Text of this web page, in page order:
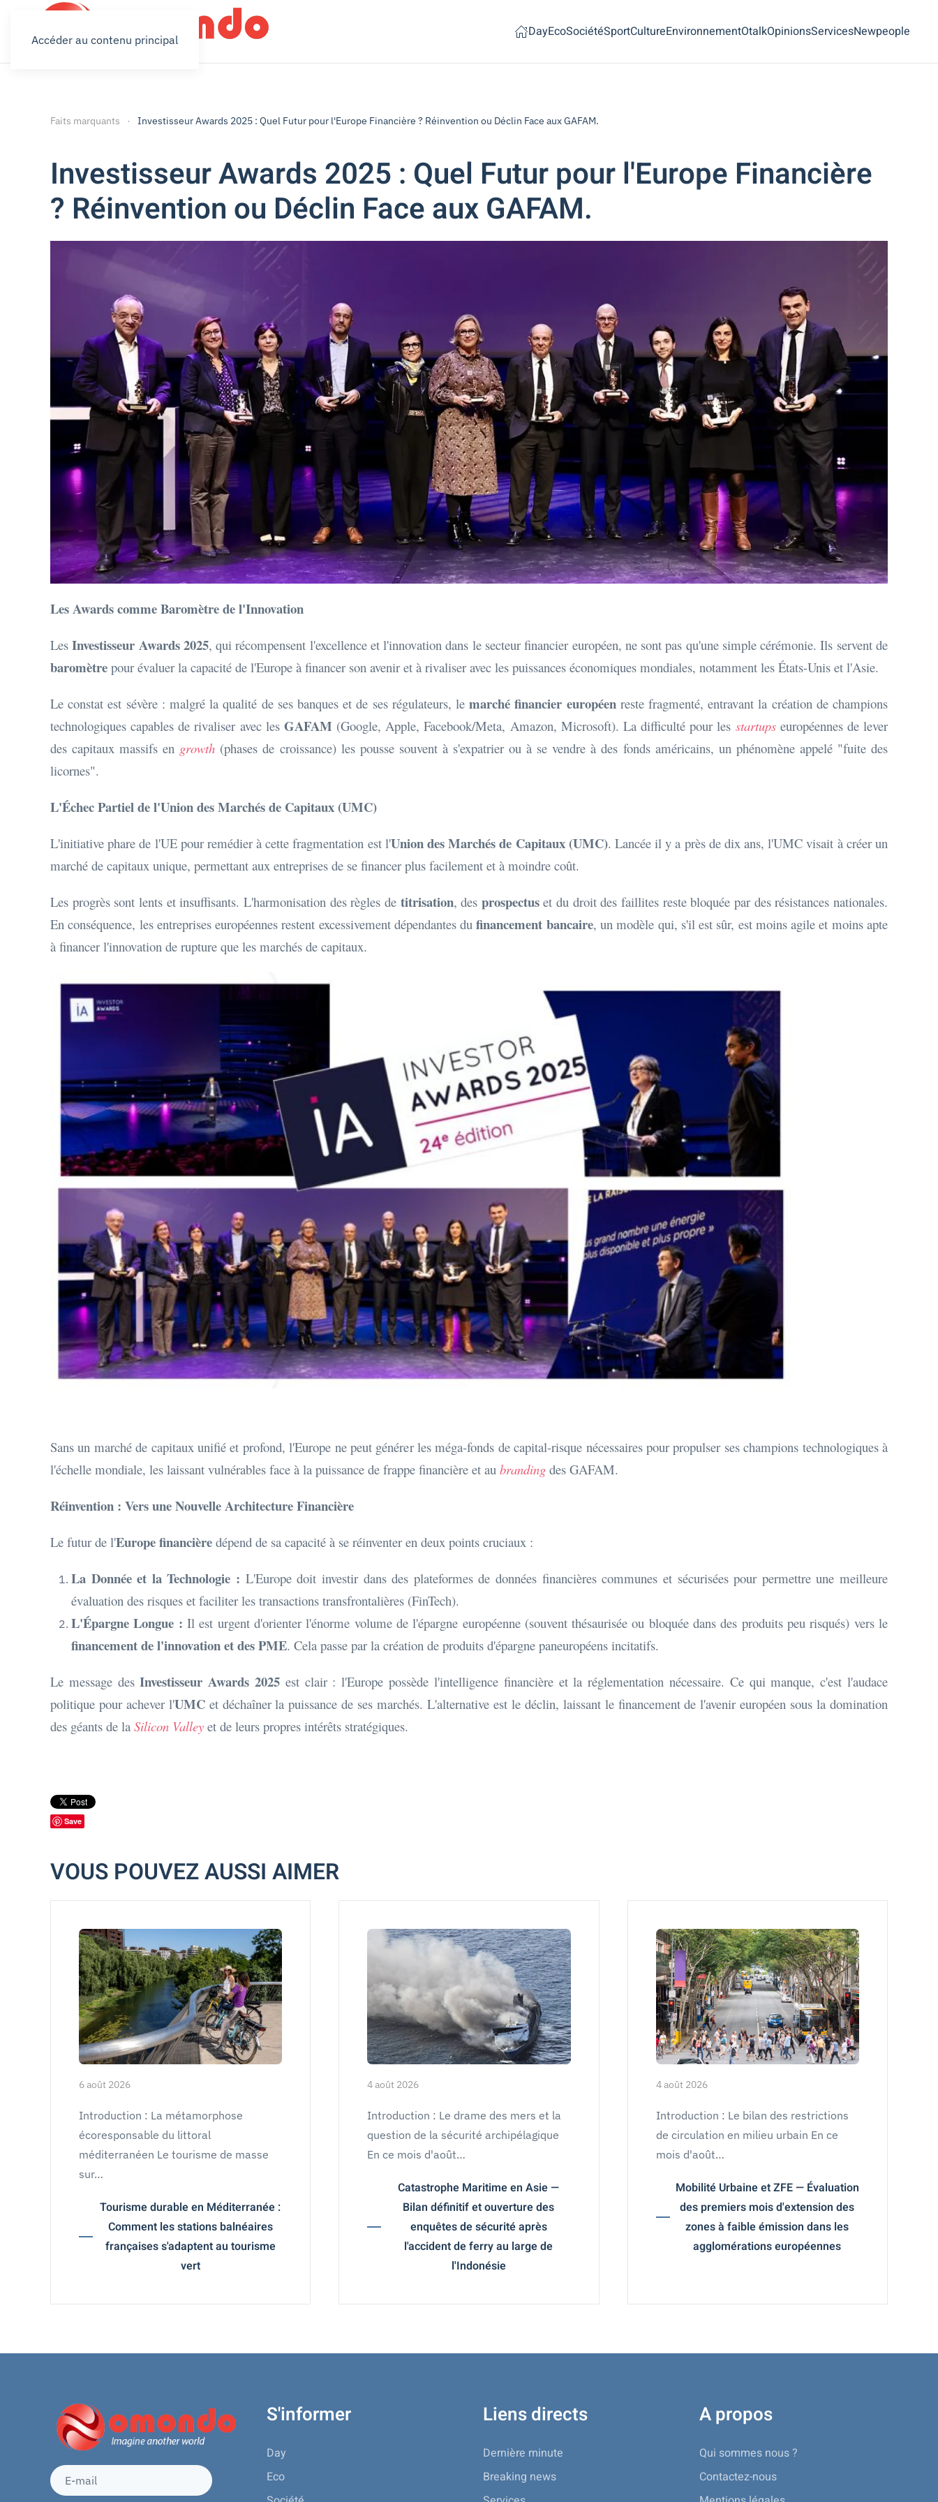
Accéder au contenu principal DayEcoSociétéSportCultureEnvironnementOtalkOpinionsServicesNewpeople
Faits marquants Investisseur Awards 2025 : Quel Futur pour l'Europe Financière ? Réinvention ou Déclin Face aux GAFAM.
Investisseur Awards 2025 : Quel Futur pour l'Europe Financière
? Réinvention ou Déclin Face aux GAFAM.
Les Awards comme Baromètre de l'Innovation
LesInvestisseur Awards 2025, qui récompensent l'excellence et l'innovation dans le secteur financier européen, ne sont pas qu'une simple cérémonie. Ils servent de
baromètre pour évaluer la capacité de l'Europe à financer son avenir et à rivaliser avec les puissances économiques mondiales, notamment les États-Unis et l'Asie.
Le constat est sévère : malgré la qualité de ses banques et de ses régulateurs, lemarché financier européenreste fragmenté, entravant la création de champions
technologiques capables de rivaliser avec les GAFAM (Google, Apple, Facebook/Meta, Amazon, Microsoft). La difficulté pour les startupseuropéennes de lever
des capitaux massifs en growth (phases de croissance) les pousse souvent à s'expatrier ou à se vendre à des fonds américains, un phénomène appelé "fuite des
licornes".
L'Échec Partiel de l'Union des Marchés de Capitaux (UMC)
L'initiative phare de l'UE pour remédier à cette fragmentation est l'Union des Marchés de Capitaux (UMC). Lancée il y a près de dix ans, l'UMC visait à créer un
marché de capitaux unique, permettant aux entreprises de se financer plus facilement et à moindre coût.
Les progrès sont lents et insuffisants. L'harmonisation des règles de titrisation, des prospectuset du droit des faillites reste bloquée par des résistances nationales.
En conséquence, les entreprises européennes restent excessivement dépendantes dufinancement bancaire, un modèle qui, s'il est sûr, est moins agile et moins apte
à financer l'innovation de rupture que les marchés de capitaux.
Sans un marché de capitaux unifié et profond, l'Europe ne peut générer les méga-fonds de capital-risque nécessaires pour propulser ses champions technologiques à
l'échelle mondiale, les laissant vulnérables face à la puissance de frappe financière et au branding des GAFAM.
Réinvention : Vers une Nouvelle Architecture Financière
Le futur de l'Europe financière dépend de sa capacité à se réinventer en deux points cruciaux :
La Donnée et la Technologie : L'Europe doit investir dans des plateformes de données financières communes et sécurisées pour permettre une meilleure
évaluation des risques et faciliter les transactions transfrontalières (FinTech).
L'Épargne Longue : Il est urgent d'orienter l'énorme volume de l'épargne européenne (souvent thésaurisée ou bloquée dans des produits peu risqués) vers le
financement de l'innovation et des PME. Cela passe par la création de produits d'épargne paneuropéens incitatifs.
Le message desInvestisseur Awards 2025 est clair : l'Europe possède l'intelligence financière et la réglementation nécessaire. Ce qui manque, c'est l'audace
politique pour achever l'UMCet déchaîner la puissance de ses marchés. L'alternative est le déclin, laissant le financement de l'avenir européen sous la domination
des géants de la Silicon Valley et de leurs propres intérêts stratégiques.
Save
VOUS POUVEZ AUSSI AIMER
6 août 2026
Introduction : La métamorphose
écoresponsable du littoral
méditerranéen Le tourisme de masse
sur…
Tourisme durable en Méditerranée :
Comment les stations balnéaires
françaises s'adaptent au tourisme
vert
4 août 2026
Introduction : Le drame des mers et la
question de la sécurité archipélagique
En ce mois d'août…
Catastrophe Maritime en Asie —
Bilan définitif et ouverture des
enquêtes de sécurité après
l'accident de ferry au large de
l'Indonésie
4 août 2026
Introduction : Le bilan des restrictions
de circulation en milieu urbain En ce
mois d'août…
Mobilité Urbaine et ZFE — Évaluation
des premiers mois d'extension des
zones à faible émission dans les
agglomérations européennes
S'informer
Day
Eco
Liens directs
Dernière minute
Breaking news
A propos
Qui sommes nous ?
Contactez-nous